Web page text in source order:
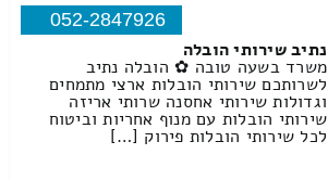
052-2847926
נתיב שירותי הובלה
משרד בשעה טובה ✿ הובלה נתיב
לשרותכם שירותי הובלות ארצי מתמחים
וגדולות שירותי אחסנה שרותי אריזה
שירותי הובלות עם מנוף אחריות וביטוח
לכל שירותי הובלות פירוק […]